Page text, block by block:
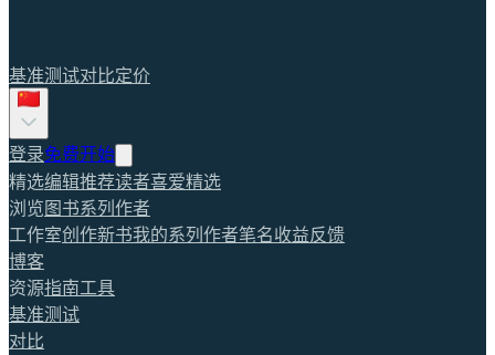
基准测试对比定价
登录免费开始
精选编辑推荐读者喜爱精选
浏览 图书系列 作者
工作室创作新书我的系列 作者笔名收益反馈
博客
资源指南工具
基准测试
对比